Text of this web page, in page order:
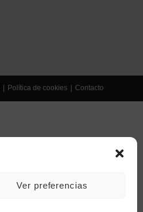
Ver preferencias
Política de cookies Contacto